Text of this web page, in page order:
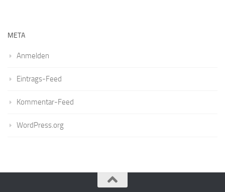
META
Anmelden
Eintrags-Feed
Kommentar-Feed
WordPress.org